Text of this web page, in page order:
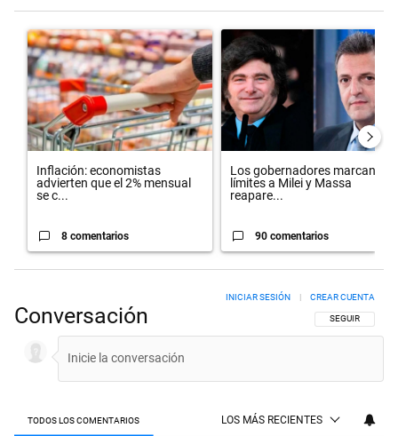
Un artículo de tendencia con el título "Inflación: economistas
Inflación: economistas
advierten que el 2% mensual
se c...
8 comentarios
Un artículo de tendencia con el
Los gobernadores marcan
límites a Milei y Massa
reapare...
90 comentarios
Conversación SIGA ESTA
SEGUIR
INICIAR SESIÓN | CREAR CUENTA
TODOS LOS COMENTARIOS LOS MÁS RECIENTES